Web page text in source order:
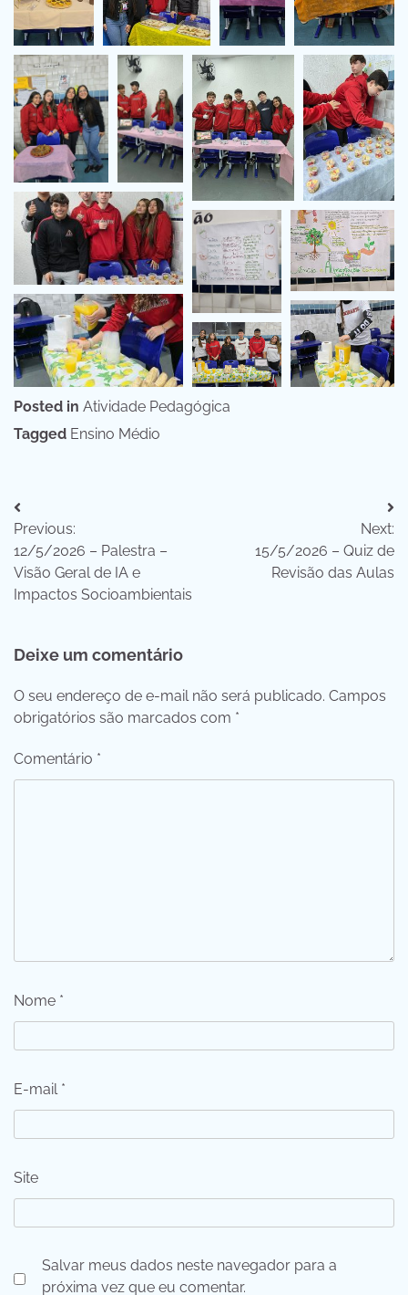
Posted in Atividade Pedagógica
Tagged Ensino Médio
Navegação
de
Post
Previous:
12/5/2026 – Palestra –
Visão Geral de IA e
Impactos Socioambientais
Next:
15/5/2026 – Quiz de
Revisão das Aulas
Deixe um comentário
O seu endereço de e-mail não será publicado. Campos
obrigatórios são marcados com *
Comentário *
Nome *
E-mail *
Site
Salvar meus dados neste navegador para a
próxima vez que eu comentar.